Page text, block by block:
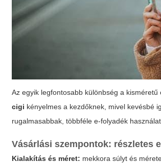
Az egyik legfontosabb különbség a
cigi kényelmes a kezdőknek, mivel kevésbé
rugalmasabbak, többféle e-folyadék
Vásárlási szempontok: részletes
Kialakítás és méret: mekkora súlyt és